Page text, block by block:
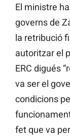
El ministre
governs de
la retribució
autoritzar el
ERC digués
va ser el
condicions
fet que va